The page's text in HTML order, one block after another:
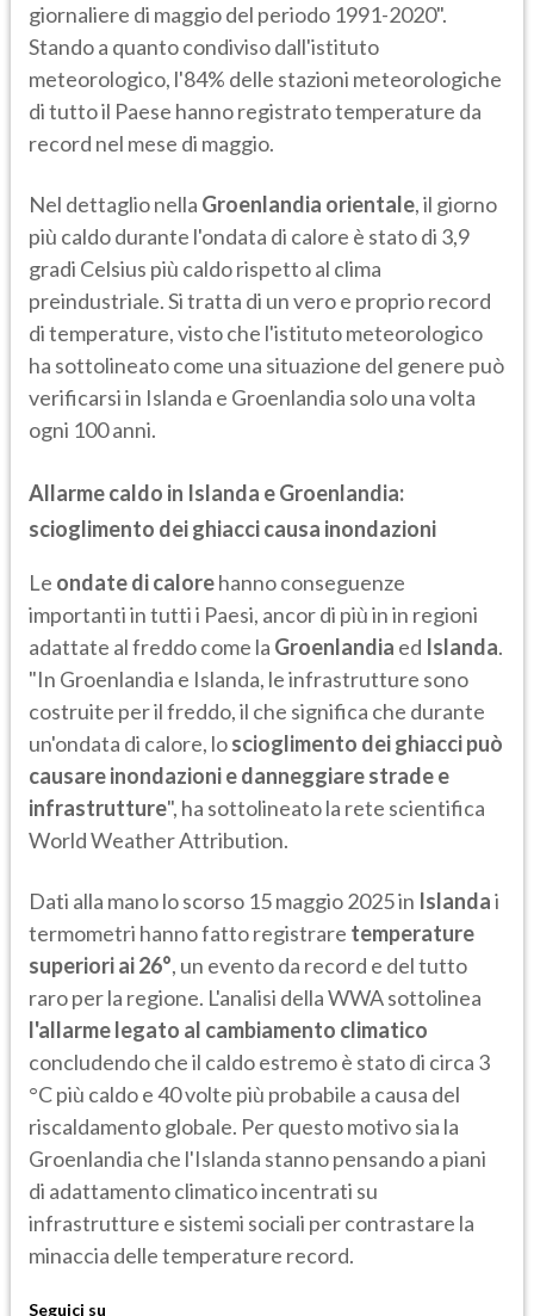
giornaliere di maggio del periodo 1991-2020".
Stando a quanto condiviso dall'istituto
meteorologico, l'84% delle stazioni meteorologiche
di tutto il Paese hanno registrato temperature da
record nel mese di maggio.
Nel dettaglio nella Groenlandia orientale, il giorno
più caldo durante l'ondata di calore è stato di 3,9
gradi Celsius più caldo rispetto al clima
preindustriale. Si tratta di un vero e proprio record
di temperature, visto che l'istituto meteorologico
ha sottolineato come una situazione del genere può
verificarsi in Islanda e Groenlandia solo una volta
ogni 100 anni.
Allarme caldo in Islanda e Groenlandia:
scioglimento dei ghiacci causa inondazioni
Le ondate di calorehanno conseguenze
importanti in tutti i Paesi, ancor di più in in regioni
adattate al freddo come la Groenlandia ed Islanda.
"In Groenlandia e Islanda, le infrastrutture sono
costruite per il freddo, il che significa che durante
un'ondata di calore, loscioglimento dei ghiacci può
causare inondazioni e danneggiare strade e
infrastrutture", ha sottolineato la rete scientifica
World Weather Attribution.
Dati alla mano lo scorso 15 maggio 2025 in Islandai
termometri hanno fatto registrare temperature
superiori ai 26°, un evento da record e del tutto
raro per la regione. L'analisi della WWA sottolinea
l'allarme legato al cambiamento climatico
concludendo che il caldo estremo è stato di circa 3
°C più caldo e 40 volte più probabile a causa del
riscaldamento globale. Per questo motivo sia la
Groenlandia che l'Islanda stanno pensando a piani
di adattamento climatico incentrati su
infrastrutture e sistemi sociali per contrastare la
minaccia delle temperature record.
Seguici su